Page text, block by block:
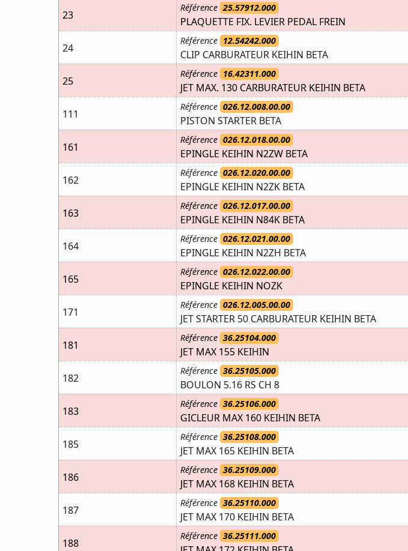
23
Référence 25.57912.000
PLAQUETTE FIX. LEVIER PEDAL FREIN
24
Référence 12.54242.000
CLIP CARBURATEUR KEIHIN BETA
25
Référence 16.42311.000
JET MAX. 130 CARBURATEUR KEIHIN BETA
111
Référence 026.12.008.00.00
PISTON STARTER BETA
161
Référence 026.12.018.00.00
EPINGLE KEIHIN N2ZW BETA
162
Référence 026.12.020.00.00
EPINGLE KEIHIN N2ZK BETA
163
Référence 026.12.017.00.00
EPINGLE KEIHIN N84K BETA
164
Référence 026.12.021.00.00
EPINGLE KEIHIN N2ZH BETA
165
Référence 026.12.022.00.00
EPINGLE KEIHIN NOZK
171
Référence 026.12.005.00.00
JET STARTER 50 CARBURATEUR KEIHIN BETA
181
Référence 36.25104.000
JET MAX 155 KEIHIN
182
Référence 36.25105.000
BOULON 5.16 RS CH 8
183
Référence 36.25106.000
GICLEUR MAX 160 KEIHIN BETA
185
Référence 36.25108.000
JET MAX 165 KEIHIN BETA
186
Référence 36.25109.000
JET MAX 168 KEIHIN BETA
187
Référence 36.25110.000
JET MAX 170 KEIHIN BETA
188
Référence 36.25111.000